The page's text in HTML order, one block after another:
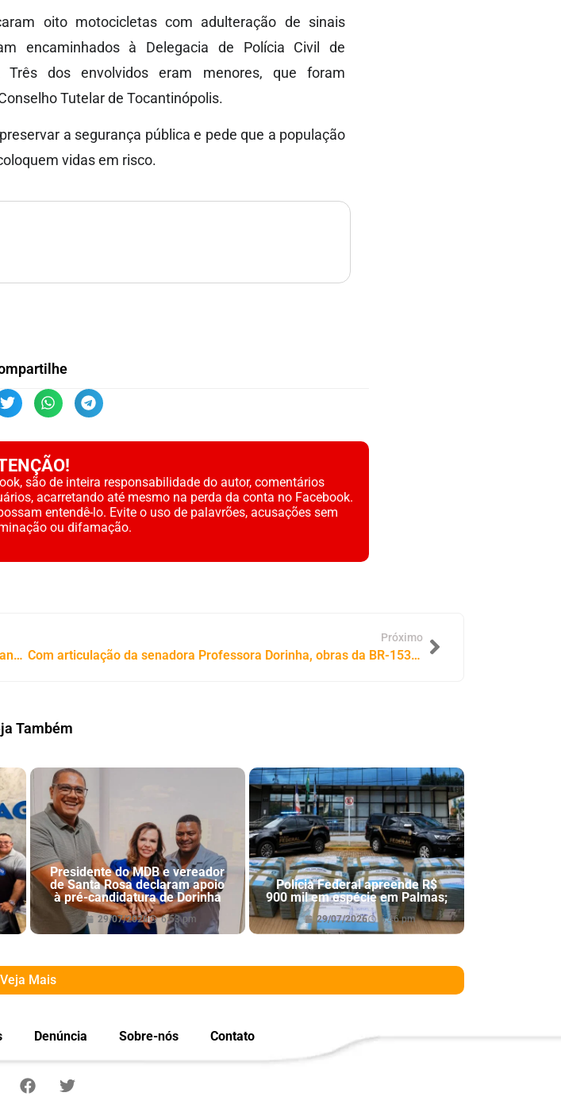
oito motocicletas com adulteração de sinais
encaminhados à Delegacia de Polícia Civil de
Três dos envolvidos eram menores, que foram
Tutelar de Tocantinópolis.
a segurança pública e pede que a população
vidas em risco.
são de inteira responsabilidade do autor, comentários
acarretando até mesmo na perda da conta no Facebook.
entendê-lo. Evite o uso de palavrões, acusações sem
ou difamação.
Feminicídio em Sandolândia: Ex-vereador é preso suspeito de mandar matar técnica de enfermagem
Próximo
Com articulação da senadora Professora Dorinha, obras da BR-153 avançam em Gurupi
Também
Presidente do MDB e vereador
de Santa Rosa declaram apoio
à pré-candidatura de Dorinha
29/07/2026 6:53 pm
Polícia Federal apreende R$
900 mil em espécie em Palmas;
29/07/2026 6:46 pm
Veja Mais
Denúncia Sobre-nós Contato